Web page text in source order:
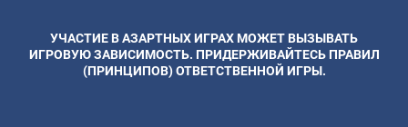
УЧАСТИЕ В АЗАРТНЫХ ИГРАХ МОЖЕТ ВЫЗЫВАТЬ
ИГРОВУЮ ЗАВИСИМОСТЬ. ПРИДЕРЖИВАЙТЕСЬ ПРАВИЛ
(ПРИНЦИПОВ) ОТВЕТСТВЕННОЙ ИГРЫ.